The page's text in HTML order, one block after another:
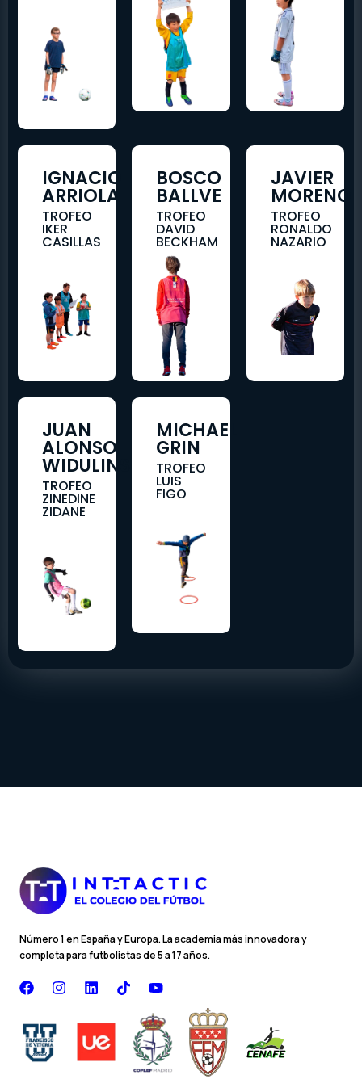
IGNACIO
ARRIOLA
TROFEO
IKER
CASILLAS
BOSCO
BALLVE
TROFEO
DAVID
BECKHAM
JAVIER
MORENO
TROFEO
RONALDO
NAZARIO
JUAN
ALONSO
WIDULINSKI
TROFEO
ZINEDINE
ZIDANE
MICHAEL
GRIN
TROFEO
LUIS
FIGO
Número 1 en España y Europa. La academia más innovadora y
completa para futbolistas de 5 a 17 años.
F
a
e
b
o
I
L
e
d
T
i
Y
u
t
u
b
e